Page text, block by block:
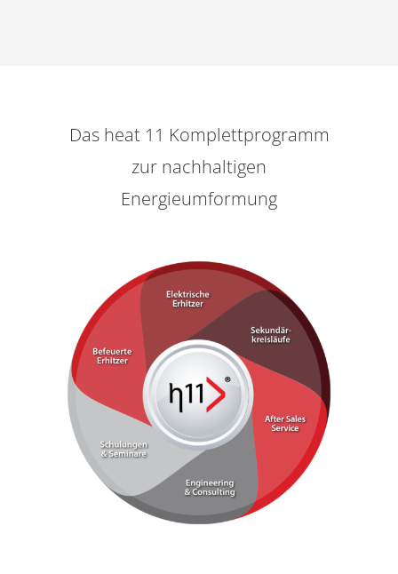
Das heat 11 Komplettprogramm
zur nachhaltigen
Energieumformung